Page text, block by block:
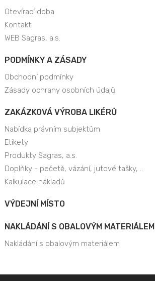
Otevírací doba
Kontakt
WEB Sagras, a.s.
PODMÍNKY A ZÁSADY
Obchodní podmínky
Zásady ochrany osobních údajů
ZAKÁZKOVÁ VÝROBA LIKÉRŮ
Nabídka právním subjektům
Etikety
Produkty Sagras, a.s.
Doplňky - pečetě, vázání, jutové tašky, ..
Kalkulace nákladů
VÝDEJNÍ MÍSTO
NAKLÁDÁNÍ S OBALOVÝM MATERIÁLEM
Nakládání s obalovým materiálem